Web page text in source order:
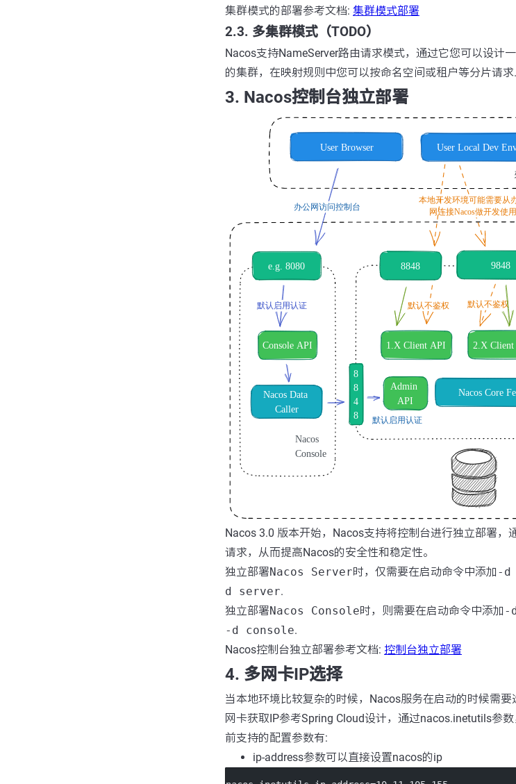
集群模式的部署参考文档: 集群模式部署
2.3. 多集群模式（TODO）
Nacos支持NameServer路由请求模式，通过它您可以设计
的集群，在映射规则中您可以按命名空间或租户等分片请
3. Nacos控制台独立部署
Nacos 3.0 版本开始，Nacos支持将控制台进行独立部署，
请求，从而提高Nacos的安全性和稳定性。
独立部署Nacos Server时，仅需要在启动命令中添加 -d
d server.
独立部署Nacos Console时，则需要在启动命令中添加 -
-d console.
Nacos控制台独立部署参考文档: 控制台独立部署
4. 多网卡IP选择
当本地环境比较复杂的时候，Nacos服务在启动的时候需
网卡获取IP参考Spring Cloud设计，通过nacos.inetutils参
前支持的配置参数有:
ip-address参数可以直接设置nacos的ip